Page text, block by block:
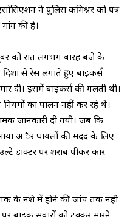
ने पुलिस कमिश्नर को पत्र
की है।
को रात लगभग बारह बजे के
से रेस लगाते हुए बाइकर्स
दी। इसमें बाइकर्स की गलती थी।
का पालन नहीं कर रहे थे।
जानकारी दी गयी। जब कि
आैर घायलों की मदद के लिए
डाक्टर पर शराब पीकर कार
के नशे में होने की जांच तक नही
बाइक सवारों को टक्कर मारने